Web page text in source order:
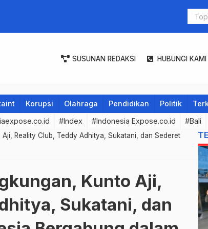
PLN
SUSUNAN REDAKSI HUBUNGI KAMI
Korupsi Olahraga Pendidikan Politik
#Index #Indonesia Expose.co.id #Bali
Reality Club, Teddy Adhitya, Sukatani, dan Sederet
Kunto Aji,
Sukatani, dan